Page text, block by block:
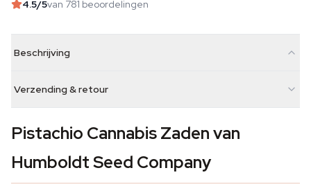
4.5/5van 781 beoordelingen
Beschrijving
Verzending & retour
Pistachio Cannabis Zaden van
Humboldt Seed Company